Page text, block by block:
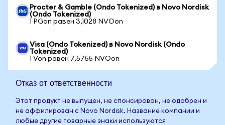
Procter & Gamble (Ondo Tokenized) в Novo Nordisk
(Ondo Tokenized)
1 PGon равен 3,1028 NVOon
Visa (Ondo Tokenized) в Novo Nordisk (Ondo
Tokenized)
1 Von равен 7,5755 NVOon
Отказ от ответственности
Этот продукт не выпущен, не спонсирован, не одобрен и
не аффилирован с Novo Nordisk. Название компании и
любые другие товарные знаки используются